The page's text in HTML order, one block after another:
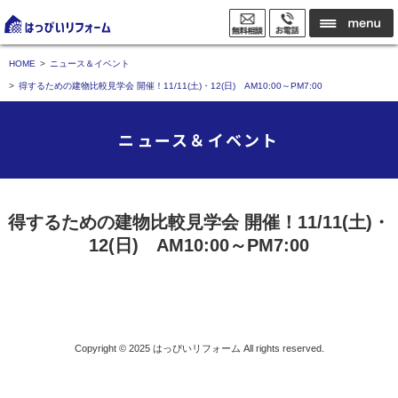
HOME ニュース＆イベント
得するための建物比較見学会 開催！11/11(土)・12(日) AM10:00～PM7:00
ニュース＆イベント
得するための建物比較見学会 開催！11/11(土)・
12(日) AM10:00～PM7:00
Copyright © 2025 はっぴいリフォーム All rights reserved.